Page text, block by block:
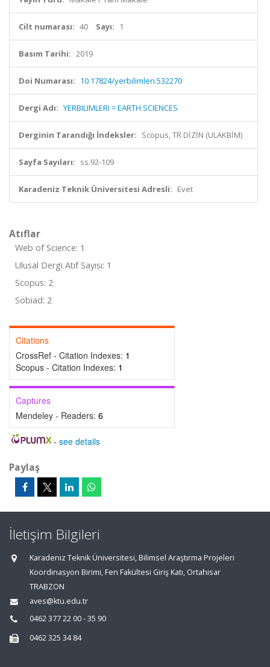
Cilt numarası: 40 Sayı: 1
Basım Tarihi: 2019
Doi Numarası: 10.17824/yerbilimleri.532270
Dergi Adı: YERBILIMLERI = EARTH SCIENCES
Derginin Tarandığı İndeksler: Scopus, TR DİZİN (ULAKBİM)
Sayfa Sayıları: ss.92-109
Karadeniz Teknik Üniversitesi Adresli: Evet
Atıflar
Web of Science: 1
Ulusal Dergi Atıf Sayısı: 1
Scopus: 2
Sobiad: 2
Citations
CrossRef - Citation Indexes: 1
Scopus - Citation Indexes: 1
Captures
Mendeley - Readers: 6
- see details
Paylaş
İletişim Bilgileri
Karadeniz Teknik Üniversitesi, Bilimsel Araştırma Projeleri
Koordinasyon Birimi, Fen Fakültesi Giriş Katı, Ortahisar
TRABZON
aves@ktu.edu.tr
0462 377 22 00 - 35 90
0462 325 34 84